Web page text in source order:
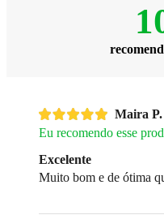
Maira P.
Eu recomendo esse
Excelente
Muito bom e de ótima